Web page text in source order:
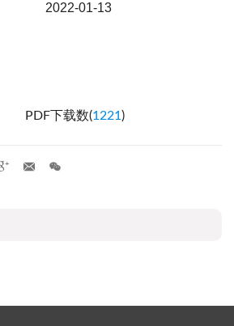
2022-01-13
PDF下载数(1221 )